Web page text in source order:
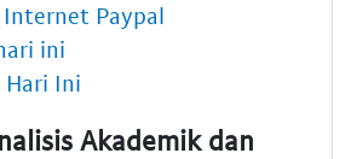
Paypal
ini
Hari Ini
Akademik dan